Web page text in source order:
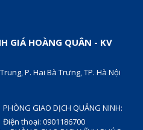
GIÁ HOÀNG QUÂN - KV
P. Hai Bà Trưng, TP. Hà Nội
PHÒNG GIAO DỊCH QUẢNG NINH:
Điện thoại: 0901186700